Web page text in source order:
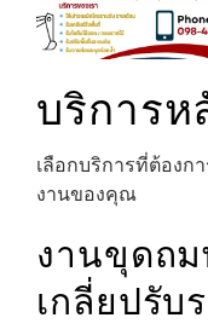
บริการห
เลือกบริการที่ต้องก
งานของคุณ
งานขุดถ
เกลี่ยปรับ